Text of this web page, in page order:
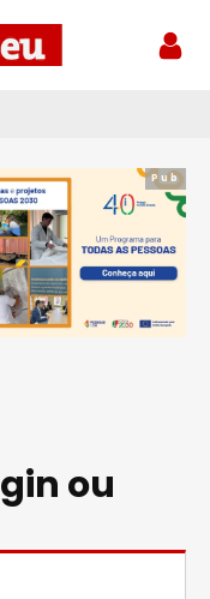
Pub
ou